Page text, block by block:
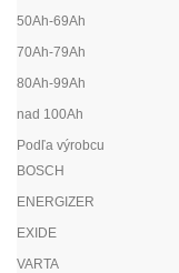
50Ah-69Ah
70Ah-79Ah
80Ah-99Ah
nad 100Ah
Podľa výrobcu
BOSCH
ENERGIZER
EXIDE
VARTA